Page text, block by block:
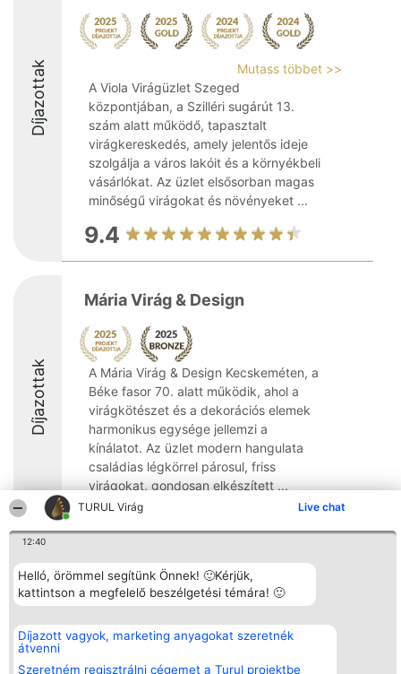
TURUL Virág Live chat
12:40
Helló, örömmel segítünk Önnek! 🙂Kérjük,
kattintson a megfelelő beszélgetési témára! 🙂
Díjazott vagyok, marketing anyagokat szeretnék
átvenni
Szeretném regisztrálni cégemet a Turul projektbe
Díjazottak
Mutass többet >>
A Viola Virágüzlet Szeged
központjában, a Szilléri sugárút 13.
szám alatt működő, tapasztalt
virágkereskedés, amely jelentős ideje
szolgálja a város lakóit és a környékbeli
vásárlókat. Az üzlet elsősorban magas
minőségű virágokat és növényeket ...
9.4
Díjazottak
Mária Virág & Design
A Mária Virág & Design Kecskeméten, a
Béke fasor 70. alatt működik, ahol a
virágkötészet és a dekorációs elemek
harmonikus egysége jellemzi a
kínálatot. Az üzlet modern hangulata
családias légkörrel párosul, friss
virágokat, gondosan elkészített ...
8.8
Rangsorszervező
SC Beautiful Company S.R.L.
Bulevardul Aleea Timișul De
4, Ap. 13
Bukarest 53-238
Adószám 36737675
Népszavazás
Nyertesek
Az összes
listája
Elérhetőség